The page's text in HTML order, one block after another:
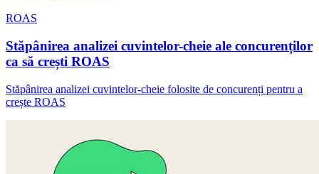
ROAS
Stăpânirea analizei cuvintelor-cheie ale concurenților
ca să crești ROAS
Stăpânirea analizei cuvintelor-cheie folosite de concurenți pentru a
crește ROAS